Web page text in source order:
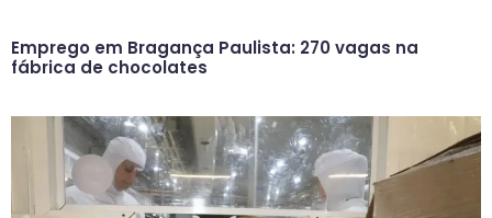
Emprego em Bragança Paulista: 270 vagas na
fábrica de chocolates